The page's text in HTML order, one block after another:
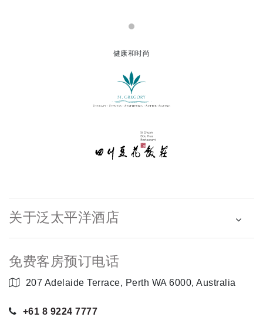
健康和时尚
关于泛太平洋酒店
免费客房预订电话
207 Adelaide Terrace, Perth WA 6000, Australia
+61 8 9224 7777